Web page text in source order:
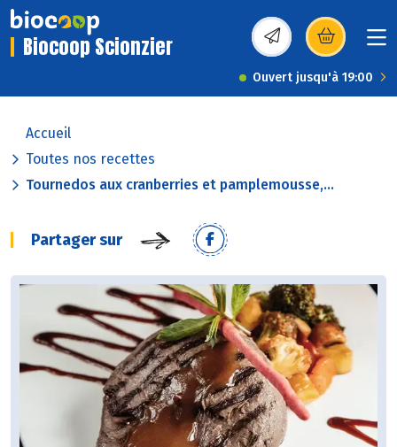
Biocoop Scionzier (s’ouvre dans une
Ouvert jusqu'à 19:00
Accueil
Toutes nos recettes
Tournedos aux cranberries et pamplemousse,...
Partager sur